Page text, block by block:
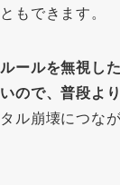
もできます。
ールを無視し
ので、普段よ
ル崩壊につな